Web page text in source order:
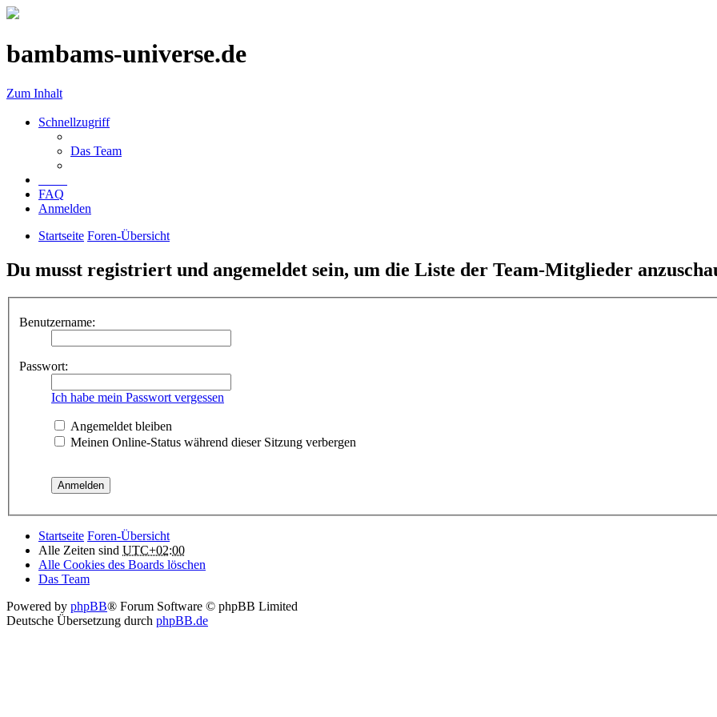
bambams-universe.de
Zum Inhalt
Schnellzugriff
Das Team
FAQ
Anmelden
Startseite Foren-Übersicht
Du musst registriert und angemeldet sein, um die Liste der Team-Mitglieder
Benutzername:
Passwort:
Ich habe mein Passwort vergessen
Angemeldet bleiben
Meinen Online-Status während dieser Sitzung verbergen
Startseite Foren-Übersicht
Alle Zeiten sind UTC+02:00
Alle Cookies des Boards löschen
Das Team
Powered by phpBB® Forum Software © phpBB Limited
Deutsche Übersetzung durch phpBB.de